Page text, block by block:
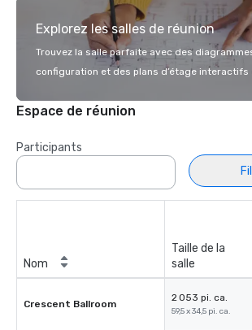
Explorez les salles de réunion
Trouvez la salle parfaite avec des
configuration et des plans d’étage interactifs
Espace de réunion
Participants
Nom
Taille de la
salle
Crescent Ballroom
2 053 pi. ca.
59,5 x 34,5 pi. ca.